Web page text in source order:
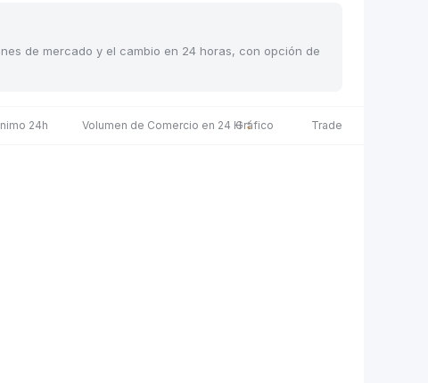
de mercado y el cambio en 24 horas, con opción de
24h Volumen de Comercio en 24 HGráfico Trade